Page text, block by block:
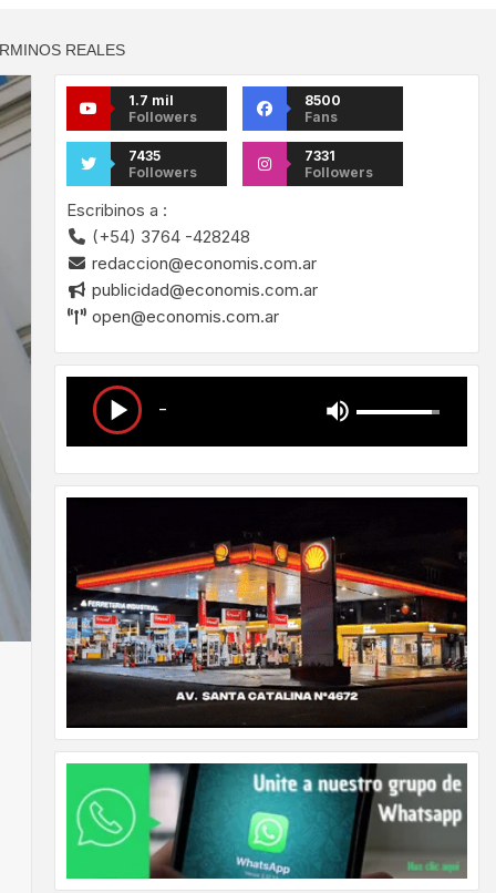
REALES
1.7 mil
Followers
8500
Fans
7435
Followers
7331
Followers
Escribinos a :
(+54) 3764 -428248
redaccion@economis.com.ar
publicidad@economis.com.ar
open@economis.com.ar